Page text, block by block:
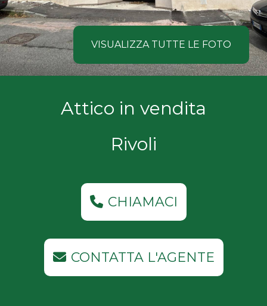
VISUALIZZA TUTTE LE FOTO
Attico in vendita
Rivoli
CHIAMACI
CONTATTA L'AGENTE
COSA
CERCANO
NOSTRI
Comune
Tipologia
Industriali